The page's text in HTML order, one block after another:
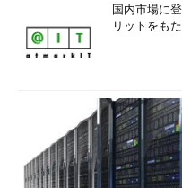
国内市場に
リットをも